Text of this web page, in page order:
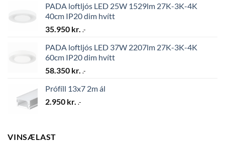
PADA loftljós LED 25W 1529lm 27K-3K-4K
40cm IP20 dim hvítt
35.950 kr. .-
PADA loftljós LED 37W 2207lm 27K-3K-4K
60cm IP20 dim hvítt
58.350 kr. .-
Prófíll 13x7 2m ál
2.950 kr. .-
VINSÆLAST